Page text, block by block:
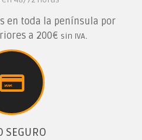
en toda la península por
a 200€ sin IVA.
SEGURO